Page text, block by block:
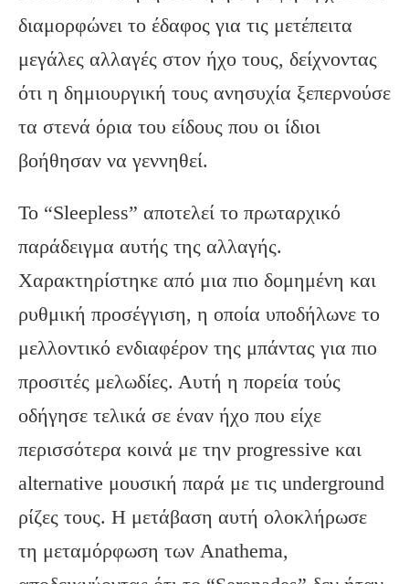
διαμορφώνει το έδαφος για τις μετέπειτα
μεγάλες αλλαγές στον ήχο τους, δείχνοντας
ότι η δημιουργική τους ανησυχία ξεπερνούσε
τα στενά όρια του είδους που οι ίδιοι
βοήθησαν να γεννηθεί.
Το “Sleepless” αποτελεί το πρωταρχικό
παράδειγμα αυτής της αλλαγής.
Χαρακτηρίστηκε από μια πιο δομημένη και
ρυθμική προσέγγιση, η οποία υποδήλωνε το
μελλοντικό ενδιαφέρον της μπάντας για πιο
προσιτές μελωδίες. Αυτή η πορεία τούς
οδήγησε τελικά σε έναν ήχο που είχε
περισσότερα κοινά με την progressive και
alternative μουσική παρά με τις underground
ρίζες τους. Η μετάβαση αυτή ολοκλήρωσε
τη μεταμόρφωση των Anathema,